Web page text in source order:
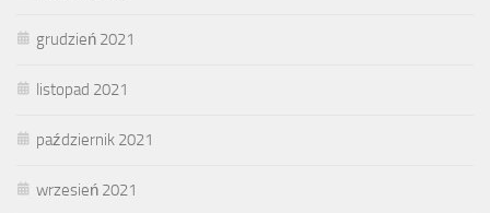
grudzień 2021
listopad 2021
październik 2021
wrzesień 2021